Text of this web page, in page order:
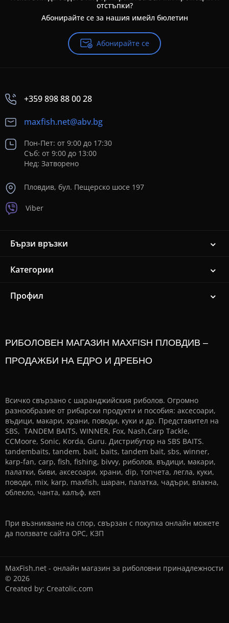
отстъпки?
Абонирайте се за нашия имейл бюлетин
Абонирайте се
+359 898 88 00 28
maxfish.net@abv.bg
Пон-Пет: от 9:00 до 17:30
Съб: от 9:00 до 13:00
Нед: Затворено
Пловдив, бул. Пещерско шосе 197
Viber
Бързи връзки
Категории
Профил
РИБОЛОВЕН МАГАЗИН MAXFISH ПЛОВДИВ –
ПРОДАЖБИ НА ЕДРО И ДРЕБНО
Всичко свързано с шаранджийския риболов. Огромно
разнообразие от рибарски продукти и пособия: аксесоари,
въдици, макари, храни, поводи, куки и др. Представител на
SBS, TANDEM BAITS, WINNER, Fox, Nash,Carp Tackle,
CCMoore, Sonic, Korda, Guru. Дистрибутор на SBS BAITS.
tandembaits, tandem, bait, baits, tandem bait, sbs, winner,
karp-fan, carp, fish, fishing, bivvy, риболов, въдици, макари,
палатки, биви, аксесоари, храни, dip, топчета, легла, куки,
поводи, mix, karp, maxfish, шаран, палатка, чадъри, влакна,
облекло, чанта, калъф, кеп
При възникване на спор, свързан с покупка онлайн можете
да ползвате сайта ОРС, КЗП
MaxFish.net - онлайн магазин за риболовни принадлежности
© 2026
Created by: Creatolic.com